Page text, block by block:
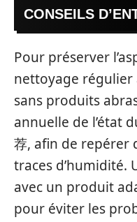
CONSEILS
Pour préserver
nettoyage régulier
sans produits
annuelle de l’état
荐, afin de repérer
traces
avec un produit
pour éviter les